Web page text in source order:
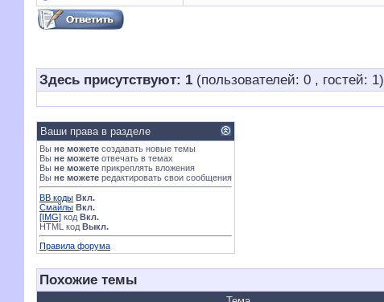
Здесь присутствуют: 1 (пользователей: 0 , гостей: 1)
Ваши права в разделе
Вы не можете создавать новые темы
Вы не можете отвечать в темах
Вы не можете прикреплять вложения
Вы не можете редактировать свои сообщения
BB коды Вкл.
Смайлы Вкл.
[IMG] код Вкл.
HTML код Выкл.
Правила форума
Похожие темы